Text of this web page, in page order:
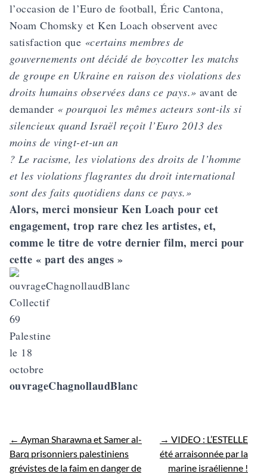
l’occasion de l’Euro de football, Éric Cantona,
Noam Chomsky et Ken Loach observent avec
satisfaction que «certains membres de
gouvernements ont décidé de boycotter les matchs
de groupe en Ukraine en raison des violations des
droits humains observées dans ce pays.» avant de
demander « pourquoi les mêmes acteurs sont-ils si
silencieux quand Israël reçoit l’Euro 2013 des
moins de vingt-et-un an
? Le racisme, les violations des droits de l’homme
et les violations flagrantes du droit international
sont des faits quotidiens dans ce pays.»
Alors, merci monsieur Ken Loach pour cet
engagement, trop rare chez les artistes, et,
comme le titre de votre dernier film, merci pour
cette « part des anges »
Collectif
69
Palestine
le 18
octobre
ouvrageChagnollaudBlanc
← Ayman Sharawna et Samer al-
Barq prisonniers palestiniens
grévistes de la faim en danger de
→ VIDEO : L’ESTELLE
été arraisonnée par la
marine israélienne !